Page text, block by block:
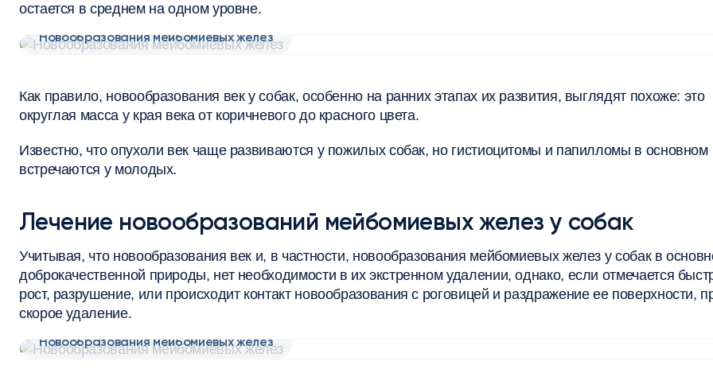
остается в среднем на одном уровне.
Новообразования мейбомиевых желез
Как правило, новообразования век у собак, особенно на ранних этапах их развития, выглядят похоже: это
округлая масса у края века от коричневого до красного цвета.
Известно, что опухоли век чаще развиваются у пожилых собак, но гистиоцитомы и папилломы в основном
встречаются у молодых.
Лечение новообразований мейбомиевых желез у собак
Учитывая, что новообразования век и, в частности, новообразования мейбомиевых желез у собак в
доброкачественной природы, нет необходимости в их экстренном удалении, однако, если отмечается
рост, разрушение, или происходит контакт новообразования с роговицей и раздражение ее поверхности,
скорое удаление.
Новообразования мейбомиевых желез